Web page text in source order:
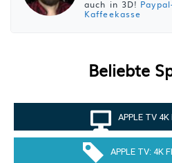
auch in 3D!
Kaffeekasse
Beliebte
APPLE TV 4K
APPLE TV: 4K